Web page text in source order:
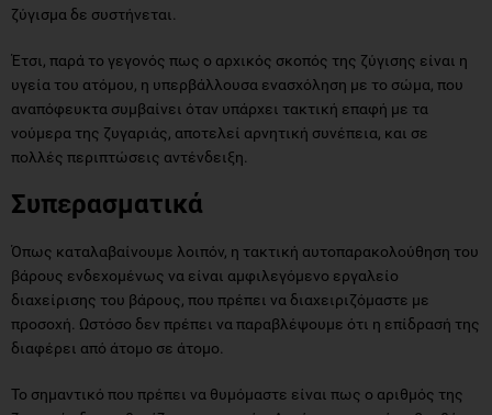
ζύγισμα δε συστήνεται.
Έτσι, παρά το γεγονός πως ο αρχικός σκοπός της ζύγισης είναι η
υγεία του ατόμου, η υπερβάλλουσα ενασχόληση με το σώμα, που
αναπόφευκτα συμβαίνει όταν υπάρχει τακτική επαφή με τα
νούμερα της ζυγαριάς, αποτελεί αρνητική συνέπεια, και σε
πολλές περιπτώσεις αντένδειξη.
Συπερασματικά
Όπως καταλαβαίνουμε λοιπόν, η τακτική αυτοπαρακολούθηση του
βάρους ενδεχομένως να είναι αμφιλεγόμενο εργαλείο
διαχείρισης του βάρους, που πρέπει να διαχειριζόμαστε με
προσοχή. Ωστόσο δεν πρέπει να παραβλέψουμε ότι η επίδρασή της
διαφέρει από άτομο σε άτομο.
Το σημαντικό που πρέπει να θυμόμαστε είναι πως ο αριθμός της